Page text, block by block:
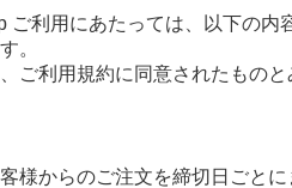
ご利用にあたっては、以下の
。
ご利用規約に同意されたもの
様からのご注文を締切日ごと